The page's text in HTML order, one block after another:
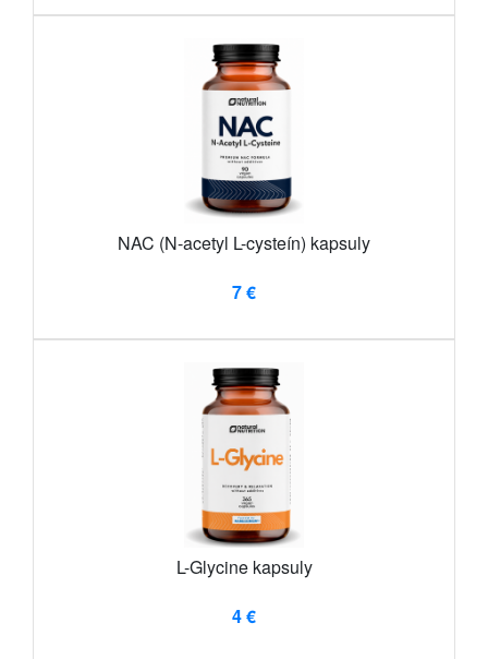
NAC (N-acetyl L-cysteín) kapsuly
7 €
L-Glycine kapsuly
4 €